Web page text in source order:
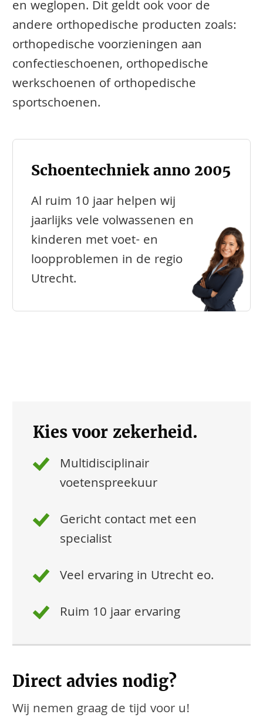
en weglopen. Dit geldt ook voor de
andere orthopedische producten zoals:
orthopedische voorzieningen aan
confectieschoenen, orthopedische
werkschoenen of orthopedische
sportschoenen.
Schoentechniek anno 2005
Al ruim 10 jaar helpen wij
jaarlijks vele volwassenen en
kinderen met voet- en
loopproblemen in de regio
Utrecht.
Kies voor zekerheid.
Multidisciplinair
voetenspreekuur
Gericht contact met een
specialist
Veel ervaring in Utrecht eo.
Ruim 10 jaar ervaring
Direct advies nodig?
Wij nemen graag de tijd voor u!